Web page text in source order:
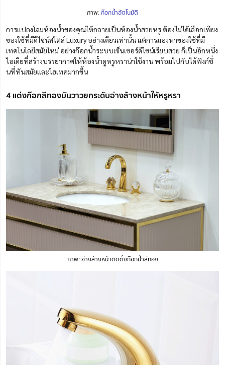
ภาพ:ก๊อกน้ำอัตโนมัติ
การแปลงโฉมห้องน้ำของคุณให้กลายเป็นห้องน้ำสวยหรู ต้องไม่ได้เลือกเพียง
ของใช้ที่มีดีไซน์สไตล์ Luxury อย่างเดียวเท่านั้น แต่การมองหาของใช้ที่มี
เทคโนโลยีสมัยใหม่ อย่างก๊อกน้ำระบบเซ็นเซอร์ดีไซน์เรียบสวย ก็เป็นอีกหนึ่ง
ไอเดียที่สร้างบรรยากาศให้ห้องน้ำดูหรูหราน่าใช้งาน พร้อมไปกับได้ฟังก์ชั่
นที่ทันสมัยและไฮเทคมากขึ้น
4 แต่งก๊อกสีทองมันวาวยกระดับอ่างล้างหน้าให้หรูหรา
ภาพ: อ่างล้างหน้าติดตั้งก๊อกน้ำสีทอง